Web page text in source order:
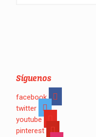
Síguenos
facebook
twitter
youtube
pinterest